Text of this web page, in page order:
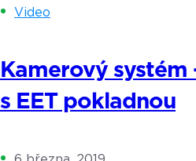
Video
Kamerový
s EET pokladnou